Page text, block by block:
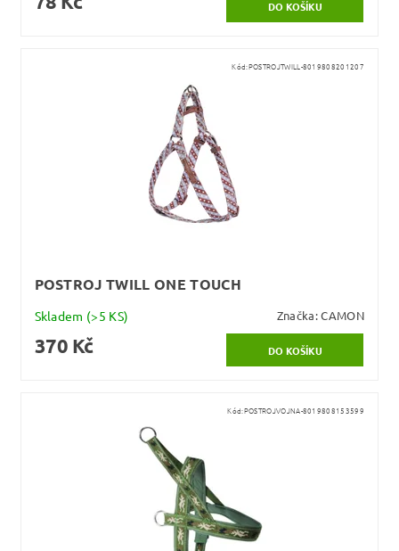
Kód:POSTROJTWILL-8019808201207
POSTROJ TWILL ONE TOUCH
Skladem (>5 KS) Značka:CAMON
370 Kč
Kód:POSTROJVOJNA-8019808153599